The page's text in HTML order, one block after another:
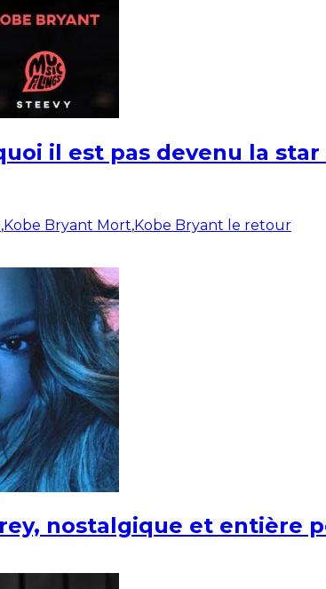
il est pas devenu la star
,Kobe Bryant Mort,Kobe Bryant le retour
nostalgique et entière